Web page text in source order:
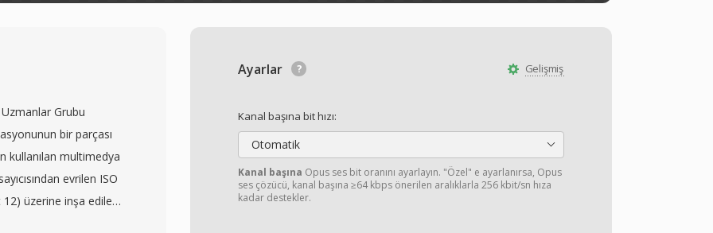
Gelişmiş
Ayarlar
Kanal başına bit hızı:
Otomatik
Kanal başına Opus ses bit oranını ayarlayın. "Özel" e ayarlanırsa, Opus
ses çözücü, kanal başına ≥64 kbps önerilen aralıklarla 256 kbit/sn hıza
kadar destekler.
Grubu
bir parçası
kullanılan multimedya
evrilen ISO
üzerine inşa edilen
hiyerarşik